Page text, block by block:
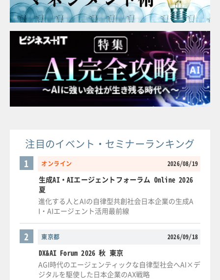
注目のイベント・セミナーランキング
オンライン 2026/08/19
1
生成AI・AIエージェントフォーラム Online 2026
夏
進化する人とAIの自律型共創社会日本企業の生成A
I・AIエージェント活用最前線
東京都 2026/09/18
2
DX&AI Forum 2026 秋 東京
AGI時代のエージェンティックな自律型社会へAI×デ
ジタルを駆使した日本企業のAX戦略